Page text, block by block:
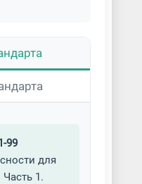
99
для
1.